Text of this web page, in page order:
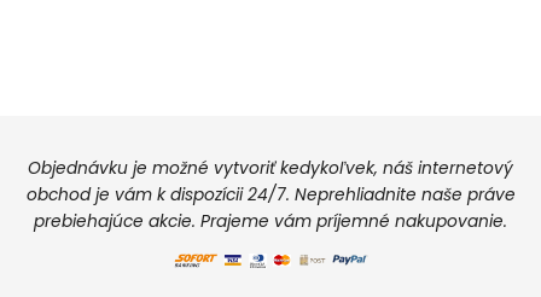
Objednávku je možné vytvoriť kedykoľvek, náš internetový
obchod je vám k dispozícii 24/7. Neprehliadnite naše práve
prebiehajúce akcie. Prajeme vám príjemné nakupovanie.